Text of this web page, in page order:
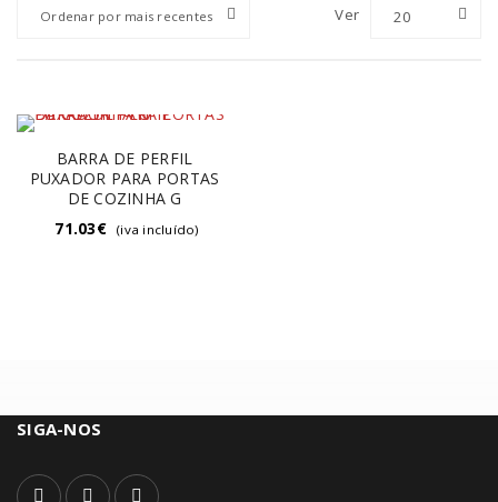
Ordenar por mais recentes Ver 20
BARRA DE PERFIL
PUXADOR PARA PORTAS
DE COZINHA G
71.03€ (iva incluído)
SIGA-NOS